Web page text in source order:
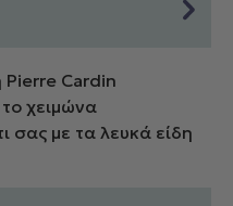
Pierre Cardin
χειμώνα
σας με τα λευκά είδη